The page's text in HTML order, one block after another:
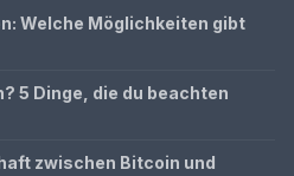
Welche Möglichkeiten gibt
5 Dinge, die du beachten
zwischen Bitcoin und